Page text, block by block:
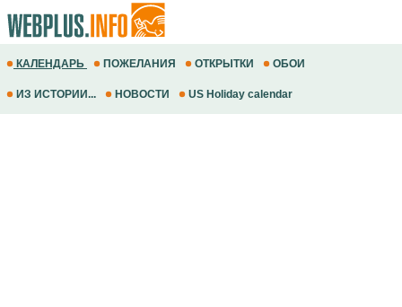
КАЛЕНДАРЬ ПОЖЕЛАНИЯ ОТКРЫТКИ ОБОИ
ИЗ ИСТОРИИ... НОВОСТИ US Holiday calendar